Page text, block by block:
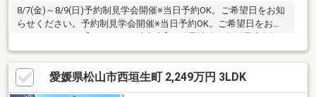
8/7(金)～8/9(日)予約制見学会開催※当日予約OK。ご希望日をお知
らせください。予約制見学会開催※当日予約OK。ご希望日をお知
明書を取得すれば（要別途費用）、条件により住宅ローン減税や
不動産取得税減税の対象になります。●外構工事駐車場拡張、外
壁屋根塗装●内装工事システムキッチン交換、ユニットバス交
換、温水洗浄便座トイレ交換、洗面化粧台交換、エアコン1基設
愛媛県松山市西垣生町 2,249万円 3LDK